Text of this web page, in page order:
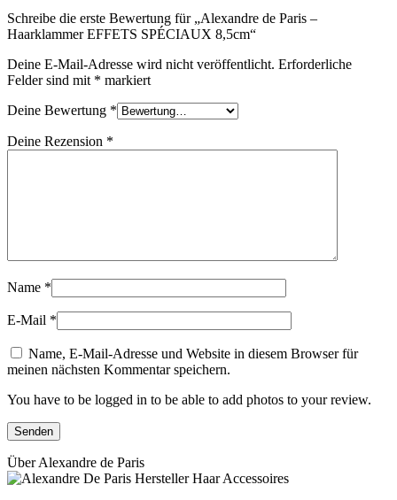
Schreibe die erste Bewertung für „Alexandre de Paris –
Haarklammer EFFETS SPÉCIAUX 8,5cm“
Deine E-Mail-Adresse wird nicht veröffentlicht. Erforderliche
Felder sind mit * markiert
Deine Bewertung *
Deine Rezension *
Name *
E-Mail *
Name, E-Mail-Adresse und Website in diesem Browser für
meinen nächsten Kommentar speichern.
You have to be logged in to be able to add photos to your review.
Über Alexandre de Paris